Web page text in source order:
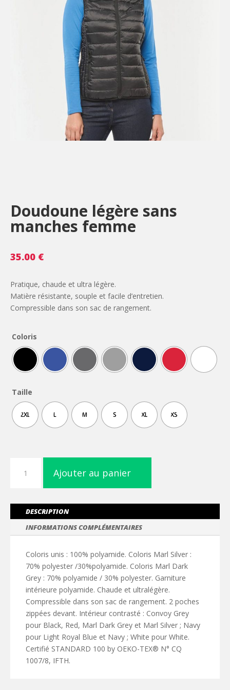
Doudoune légère sans
manches femme
35.00 €
Pratique, chaude et ultra légère.
Matière résistante, souple et facile d’entretien.
Compressible dans son sac de rangement.
Coloris
Taille
2XL L M S XL XS
Doudoune
manches
femme
Ajouter au panier
DESCRIPTION
INFORMATIONS COMPLÉMENTAIRES
Coloris unis : 100% polyamide. Coloris Marl Silver :
70% polyester /30%polyamide. Coloris Marl Dark
Grey : 70% polyamide / 30% polyester. Garniture
intérieure polyamide. Chaude et ultralégère.
Compressible dans son sac de rangement. 2 poches
zippées devant. Intérieur contrasté : Convoy Grey
pour Black, Red, Marl Dark Grey et Marl Silver ; Navy
pour Light Royal Blue et Navy ; White pour White.
Certifié STANDARD 100 by OEKO-TEX® N° CQ
1007/8, IFTH.